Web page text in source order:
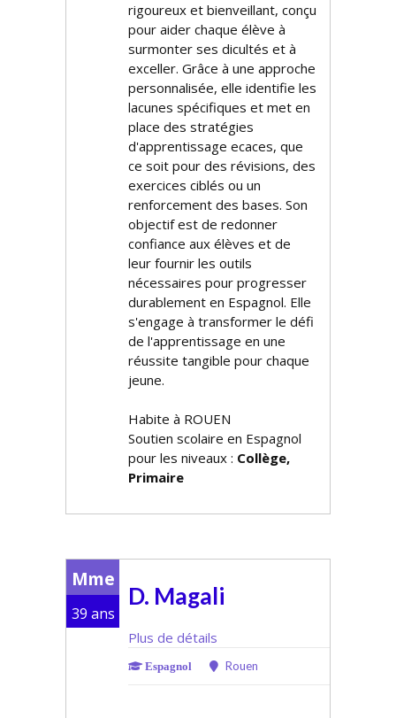
rigoureux et bienveillant, conçu
pour aider chaque élève à
surmonter ses difficultés et à
exceller. Grâce à une approche
personnalisée, elle identifie les
lacunes spécifiques et met en
place des stratégies
d'apprentissage efficaces, que
ce soit pour des révisions, des
exercices ciblés ou un
renforcement des bases. Son
objectif est de redonner
confiance aux élèves et de
leur fournir les outils
nécessaires pour progresser
durablement en Espagnol. Elle
s'engage à transformer le défi
de l'apprentissage en une
réussite tangible pour chaque
jeune.
Habite à ROUEN
Soutien scolaire en Espagnol
pour les niveaux : Collège,
Primaire
Mme
39 ans
D. Magali
Plus de détails
Espagnol Rouen